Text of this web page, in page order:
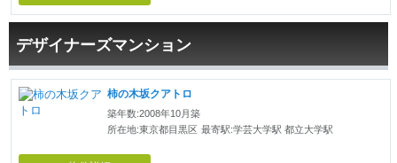
デザイナーズマンション
柿の木坂クアトロ
築年数:2008年10月築
所在地:東京都目黒区 最寄駅:学芸大学駅 都立大学駅